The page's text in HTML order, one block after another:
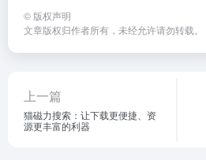
© 版权声明
文章版权归作者所有，未经允许请勿转载。
上一篇
猫磁力搜索：让下载更便捷、资
源更丰富的利器